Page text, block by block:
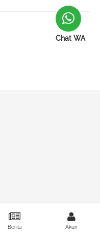
Berita Akun
Chat WA